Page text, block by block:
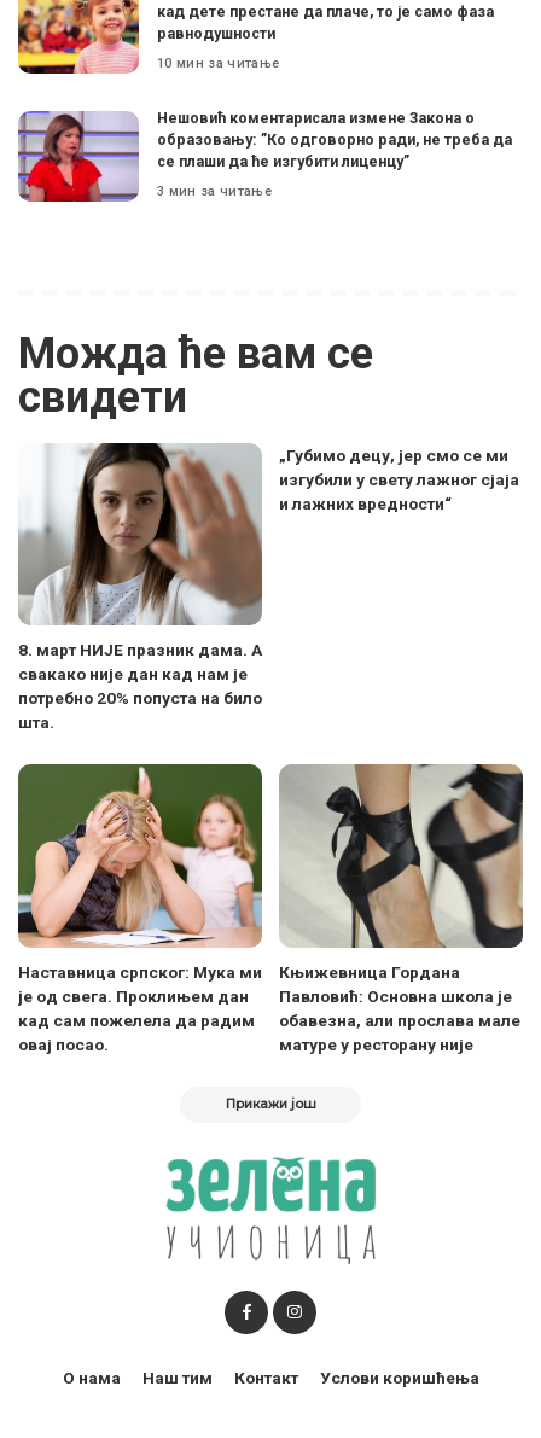
кад дете престане да плаче, то је само фаза
равнодушности
10 мин за читање
Нешовић коментарисала измене Закона о
образовању: ”Ко одговорно ради, не треба да
се плаши да ће изгубити лиценцу”
3 мин за читање
Можда ће вам се
свидети
8. март НИЈЕ празник дама. А
свакако није дан кад нам је
потребно 20% попуста на било
шта.
„Губимо децу, јер смо се ми
изгубили у свету лажног сјаја
и лажних вредности“
Наставница српског: Мука ми
је од свега. Проклињем дан
кад сам пожелела да радим
овај посао.
Књижевница Гордана
Павловић: Основна школа је
обавезна, али прослава мале
матуре у ресторану није
Прикажи још
О нама Наш тим Контакт Услови коришћења